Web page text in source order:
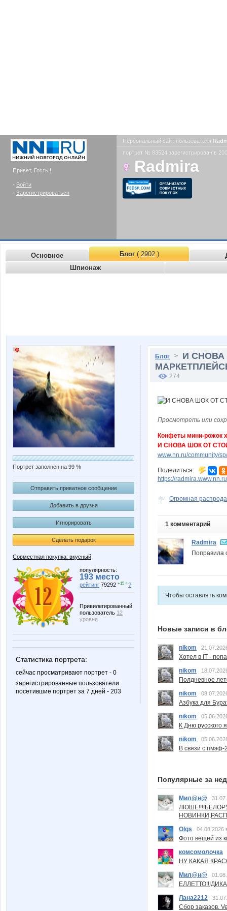
Привет, Гость !
- Войти
- Зарегистрироваться
Персональный сайт пользователя
портрет № 83524 зарегистрирован в
Radmira
Основное Блог( 2902 )
Шпионаж
Портрет заполнен на 99 %
Отправить приватное сообщение
Добавить в друзья
Игнорировать
Сделать подарок
Совместная покупка: вкусный
популярность:
193 место
рейтинг 79292 +15 ↑ ?
Привилегированный
пользователь 12
уровня
Статистика портрета:
сейчас просматривают портрет - 0
зарегистрированные пользователи
посетившие портрет за 7 дней - 203
Блог > И
274
Просмотреть или
Конфеты мини-рожок
И СНОВА ШОК ОТ
www.nn.ru/community/
Поделиться:
https://
Огромная
1 комментарий
Radmira
Поправила
Чтобы оставлять
Новые записи в
nikom
Хотел в IT -
nikom
Полдневное
nikom
Азбука для
nikom
К Дню русского
nikom
В связи с пмэф-
Популярные за
Мил@н@
Olgs
04.08.2026
Фото вещей из
комсомолочка
НУ КАКАЯ
Мил@н@
Лана2212
Сбор заказов.